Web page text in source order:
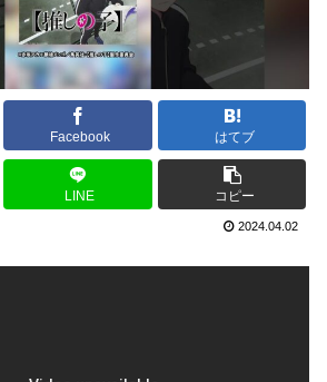
Facebook はてブ
LINE コピー
2024.04.02